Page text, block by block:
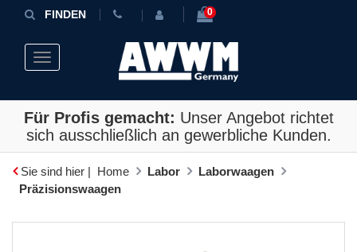
FINDEN 0
Toggle navigation
Für Profis gemacht: Unser Angebot richtet
sich ausschließlich an gewerbliche Kunden.
Sie sind hier | Home Labor
Laborwaagen
Präzisionswaagen